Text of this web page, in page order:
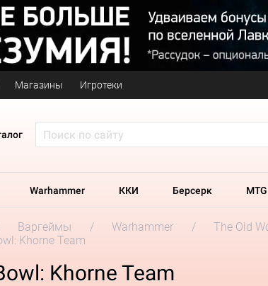
Магазины Игротеки
Warhammer ККИ Берсерк MTG
Варгеймы Warhammer The Old
Khorne Team
Khorne Team